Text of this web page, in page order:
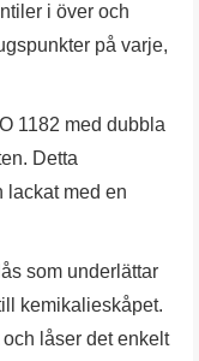
i över och
på varje,
1182 med dubbla
Detta
lackat med en
som underlättar
kemikalieskåpet.
låser det enkelt